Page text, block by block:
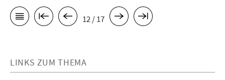
12 / 17
LINKS ZUM THEMA